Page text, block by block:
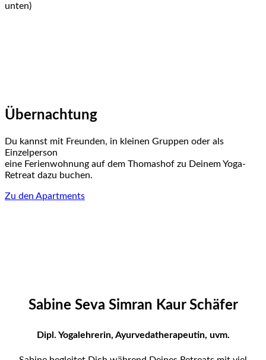
unten)
Übernachtung
Du kannst mit Freunden, in kleinen Gruppen oder als
Einzelperson
eine Ferienwohnung auf dem Thomashof zu Deinem Yoga-
Retreat dazu buchen.
Zu den Apartments
Sabine Seva Simran Kaur Schäfer
Dipl. Yogalehrerin, Ayurvedatherapeutin, uvm.